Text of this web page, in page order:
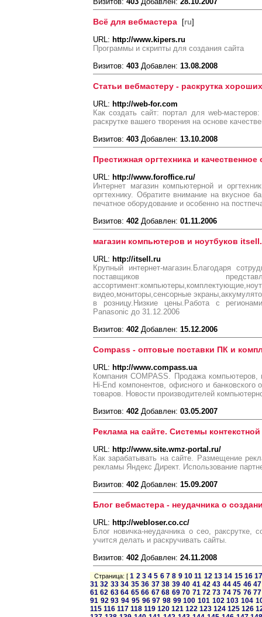
Всё для вебмастера [ru]
URL: http://www.kipers.ru
Программы и скрипты для создания сайта
Визитов: 403 Добавлен: 13.08.2008
Статьи вебмастеру - раскрутка
URL: http://web-for.com
Как создать сайт: портал для web-
раскрутке вашего творения на основе
Визитов: 403 Добавлен: 13.10.2008
Престижная оргтехника и
URL: http://www.foroffice.ru/
Интернет магазин компьютерной и
оргтехнику. Обратите внимание на вкусное
печатное оборудование и особенно на
Визитов: 402 Добавлен: 01.11.2006
магазин компьютеров и ноутбуков
URL: http://itsell.ru
Крупный интернет-магазин.Благодаря
поставщиков
видео,мониторы,сенсорные
в розницу.Низкие цены.Работа с
Panasonic до 31.12.2006
Визитов: 402 Добавлен: 15.12.2006
Compass - оптовые поставки ПК и
URL: http://www.compass.ua
Компания COMPASS. Продажа
Hi-End компонентов, офисного и
товаров. Новости производителей
Визитов: 402 Добавлен: 03.05.2007
Реклама на сайте. Системы
URL: http://www.site.wmz-portal.ru/
Как зарабатывать на сайте. Размещение
рекламы Яндекс Директ. Использование
Визитов: 402 Добавлен: 15.09.2007
Блог вебмастера - неудачника о
URL: http://webloser.co.cc/
Блог новичка-неудачника о сео, раксрутке,
учится делать и раскручивать сайты.
Визитов: 402 Добавлен: 24.11.2008
Страница: [1 2 3 4 5 6 7 8 9 10 11 12 13 14 15 16
31 32 33 34 35 36 37 38 39 40 41 42 43 44 45 46 47
61 62 63 64 65 66 67 68 69 70 71 72 73 74 75 76 77
91 92 93 94 95 96 97 98 99 100 101 102 103 104
115 116 117 118 119 120 121 122 123 124 125 126